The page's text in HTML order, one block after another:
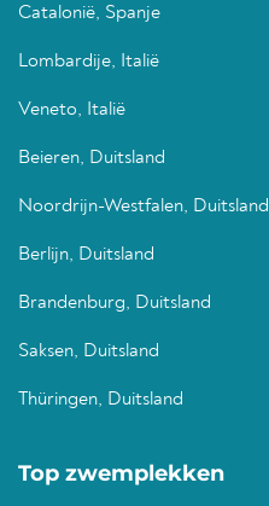
Catalonië, Spanje
Lombardije, Italië
Veneto, Italië
Beieren, Duitsland
Noordrijn-Westfalen, Duitsland
Berlijn, Duitsland
Brandenburg, Duitsland
Saksen, Duitsland
Thüringen, Duitsland
Top zwemplekken